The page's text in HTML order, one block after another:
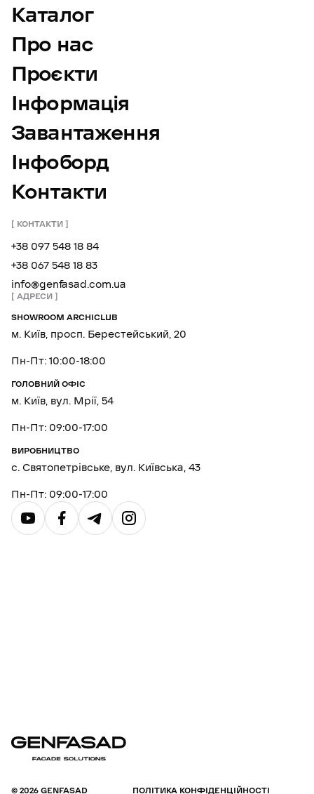
Каталог
Про нас
Проєкти
Інформація
Завантаження
Інфоборд
Контакти
КОНТАКТИ
+38 097 548 18 84
+38 067 548 18 83
info@genfasad.com.ua
АДРЕСИ
SHOWROOM ARCHICLUB
м. Київ, просп. Берестейський, 20
Пн-Пт: 10:00-18:00
ГОЛОВНИЙ ОФІС
м. Київ, вул. Мрії, 54
Пн-Пт: 09:00-17:00
ВИРОБНИЦТВО
с. Святопетрівське, вул. Київська, 43
Пн-Пт: 09:00-17:00
© 2026 GENFASAD ПОЛІТИКА КОНФІДЕНЦІЙНОСТІ